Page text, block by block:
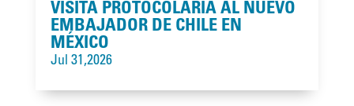
VISITA PROTOCOLARIA AL NUEVO
EMBAJADOR DE CHILE EN
MÉXICO
Jul 31,2026